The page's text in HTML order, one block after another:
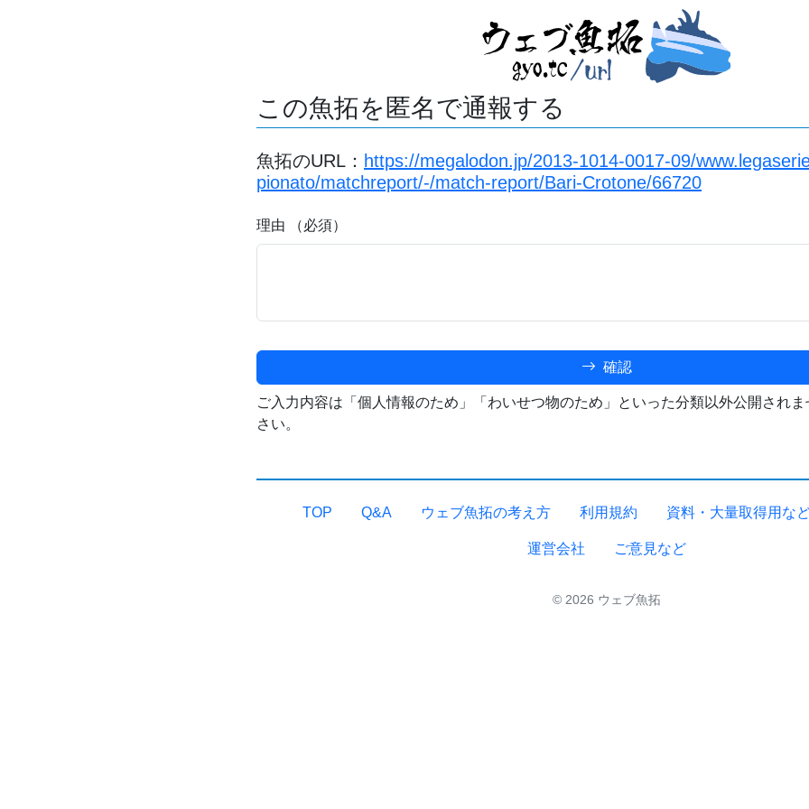
この魚拓を匿名で通報する
魚拓のURL： https://megalodon.jp/2013-1014-0017-09/
pionato/matchreport/-/match-report/Bari-Crotone/66720
理由 （必須）
確認
ご入力内容は「個人情報のため」「わいせつ物のため」といった分類以外公開され
さい。
TOP Q&A ウェブ魚拓の考え方 利用規約 資料・大量取得用な
運営会社 ご意見など
© 2026 ウェブ魚拓